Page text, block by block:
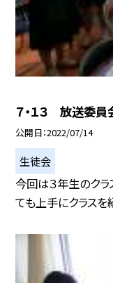
７・１３ 放送委員
公開日 2022/07/14
生徒会
今回は３年生のク
ても上手にクラスを